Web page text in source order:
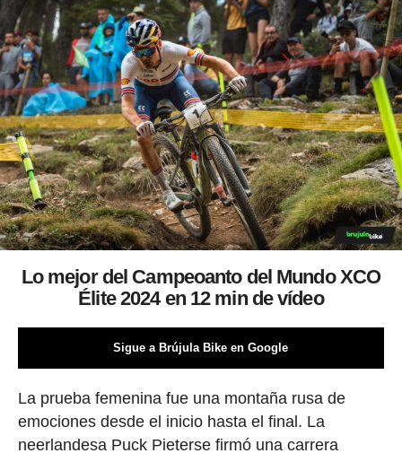
Lo mejor del Campeoanto del Mundo XCO
Élite 2024 en 12 min de vídeo
Sigue a Brújula Bike en Google
La prueba femenina fue una montaña rusa de
emociones desde el inicio hasta el final. La
neerlandesa Puck Pieterse firmó una carrera